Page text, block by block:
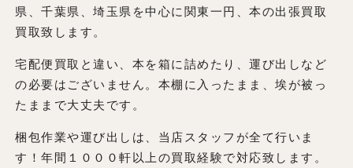
県、千葉県、埼玉県を中心に関東一円、本の出張買取
買取致します。
宅配便買取と違い、本を箱に詰めたり、運び出しなど
の必要はございません。本棚に入ったまま、埃が被っ
たままで大丈夫です。
梱包作業や運び出しは、当店スタッフが全て行いま
す！年間１０００軒以上の買取経験で対応致します。